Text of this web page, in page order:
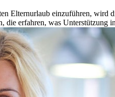
Elternurlaub einzuführen,
erfahren, was Unterstützung